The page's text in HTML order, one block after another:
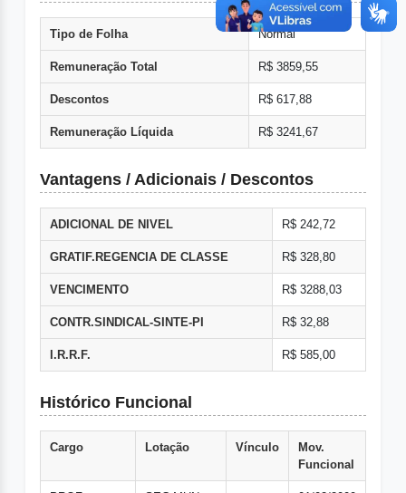
Tipo de Folha Normal
Remuneração Total R$ 3859,55
Descontos R$ 617,88
Remuneração Líquida R$ 3241,67
Vantagens / Adicionais / Descontos
ADICIONAL DE NIVEL R$ 242,72
GRATIF.REGENCIA DE CLASSE R$ 328,80
VENCIMENTO R$ 3288,03
CONTR.SINDICAL-SINTE-PI R$ 32,88
I.R.R.F. R$ 585,00
Histórico Funcional
Cargo Lotação Vínculo
Mov.
Funcional